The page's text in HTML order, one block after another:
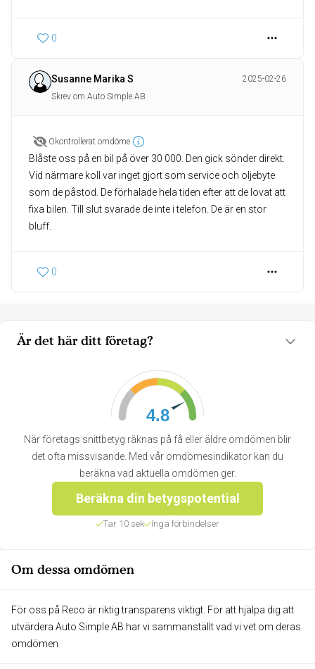
Är det här ditt företag?
4.8
När företags snittbetyg räknas på få eller äldre omdömen blir
det ofta missvisande. Med vår omdömesindikator kan du
beräkna vad aktuella omdömen ger.
Beräkna din betygspotential
Tar 10 sek Inga förbindelser
Om dessa omdömen
För oss på Reco är riktig transparens viktigt. För att hjälpa dig att
utvärdera Auto Simple AB har vi sammanställt vad vi vet om deras
omdömen
0
Susanne Marika S
2025-02-26
Skrev om Auto Simple AB
Okontrollerat omdöme
Blåste oss på en bil på över 30 000. Den gick sönder direkt.
Vid närmare koll var inget gjort som service och oljebyte
som de påstod. De förhalade hela tiden efter att de lovat att
fixa bilen. Till slut svarade de inte i telefon. De är en stor
bluff.
0